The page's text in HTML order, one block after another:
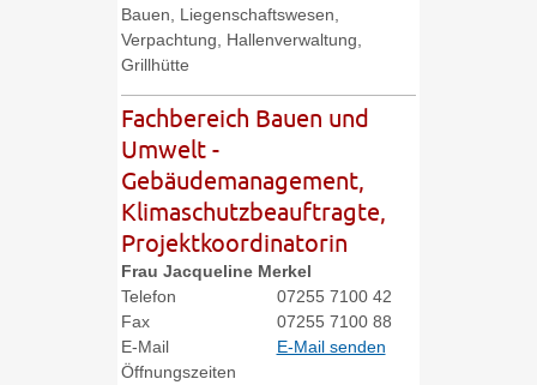
Bauen, Liegenschaftswesen,
Verpachtung, Hallenverwaltung,
Grillhütte
Fachbereich Bauen und
Umwelt -
Gebäudemanagement,
Klimaschutzbeauftragte,
Projektkoordinatorin
Frau Jacqueline Merkel
Telefon
07255 7100 42
Fax
07255 7100 88
E-Mail
E-Mail senden
Öffnungszeiten